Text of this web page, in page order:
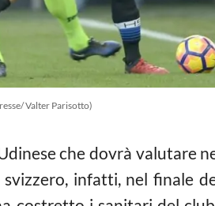
Valter Parisotto)
che dovrà valutare
infatti, nel finale